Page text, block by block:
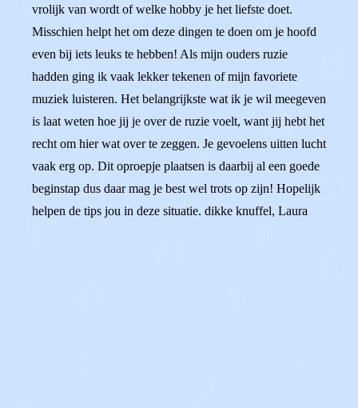
vrolijk van wordt of welke hobby je het liefste doet.
Misschien helpt het om deze dingen te doen om je hoofd
even bij iets leuks te hebben! Als mijn ouders ruzie
hadden ging ik vaak lekker tekenen of mijn favoriete
muziek luisteren. Het belangrijkste wat ik je wil meegeven
is laat weten hoe jij je over de ruzie voelt, want jij hebt het
recht om hier wat over te zeggen. Je gevoelens uitten lucht
vaak erg op. Dit oproepje plaatsen is daarbij al een goede
beginstap dus daar mag je best wel trots op zijn! Hopelijk
helpen de tips jou in deze situatie. dikke knuffel, Laura